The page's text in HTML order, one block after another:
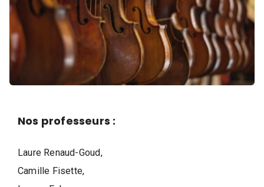
q
u
e
,
D
n
s
e
e
Nos professeurs :
Laure Renaud-Goud,
Camille Fisette,